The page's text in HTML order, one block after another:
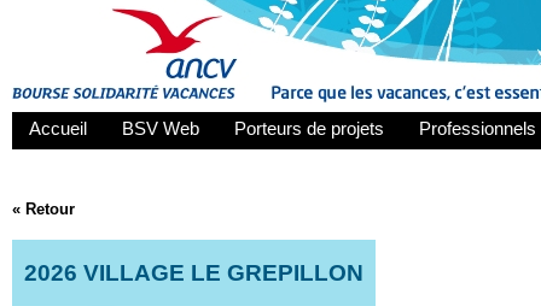
Accueil BSV Web Porteurs de projets
« Retour
2026 VILLAGE LE GREPILLON